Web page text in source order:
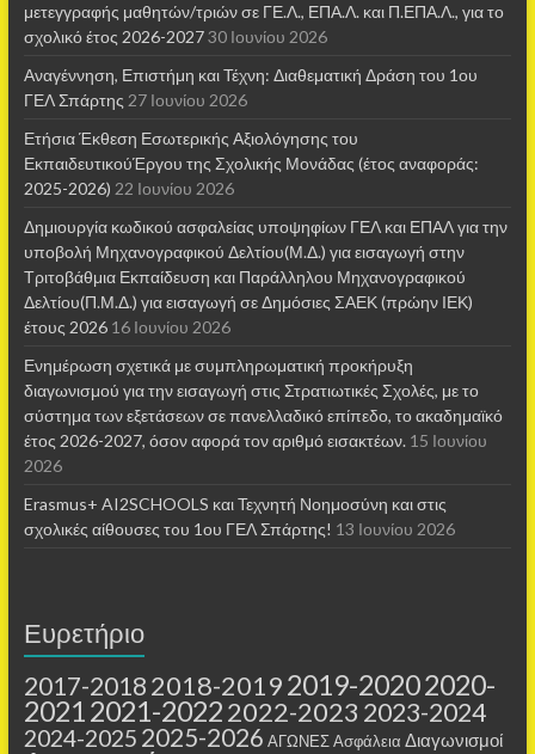
μετεγγραφής μαθητών/τριών σε ΓΕ.Λ., ΕΠΑ.Λ. και Π.ΕΠΑ.Λ., για το
σχολικό έτος 2026-202730 Ιουνίου 2026
Αναγέννηση, Επιστήμη και Τέχνη: Διαθεματική Δράση του 1ου
ΓΕΛ Σπάρτης 27 Ιουνίου 2026
Ετήσια Έκθεση Εσωτερικής Αξιολόγησης του
ΕκπαιδευτικούΈργου της Σχολικής Μονάδας (έτος αναφοράς:
2025-2026) 22 Ιουνίου 2026
Δημιουργία κωδικού ασφαλείας υποψηφίων ΓΕΛ και ΕΠΑΛ για την
υποβολή Μηχανογραφικού Δελτίου(Μ.Δ.) για εισαγωγή στην
Τριτοβάθμια Εκπαίδευση και Παράλληλου Μηχανογραφικού
Δελτίου(Π.Μ.Δ.) για εισαγωγή σε Δημόσιες ΣΑΕΚ (πρώην ΙΕΚ)
έτους 2026 16 Ιουνίου 2026
Ενημέρωση σχετικά με συμπληρωματική προκήρυξη
διαγωνισμού για την εισαγωγή στις Στρατιωτικές Σχολές, με το
σύστημα των εξετάσεων σε πανελλαδικό επίπεδο, το ακαδημαϊκό
έτος 2026-2027, όσον αφορά τον αριθμό εισακτέων. 15 Ιουνίου
2026
Erasmus+ AI2SCHOOLS και Τεχνητή Νοημοσύνη και στις
σχολικές αίθουσες τoυ 1ου ΓΕΛ Σπάρτης! 13 Ιουνίου 2026
Ευρετήριο
2017-2018 2018-20192019-20202020-
20212021-20222022-2023 2023-2024
2024-2025 2025-2026 ΑΓΩΝΕΣ Ασφάλεια Διαγωνισμοί